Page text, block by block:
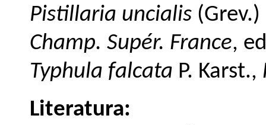
Pistillaria uncialis
Champ. Supér. France,
Typhula falcata P. Karst.,
Literatura: